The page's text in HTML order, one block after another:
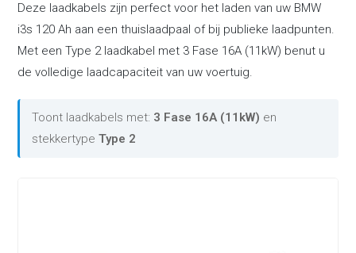
Deze laadkabels zijn perfect voor het laden van uw BMW
i3s 120 Ah aan een thuislaadpaal of bij publieke laadpunten.
Met een Type 2 laadkabel met 3 Fase 16A (11kW) benut u
de volledige laadcapaciteit van uw voertuig.
Toont laadkabels met: 3 Fase 16A (11kW) en
stekkertypeType 2